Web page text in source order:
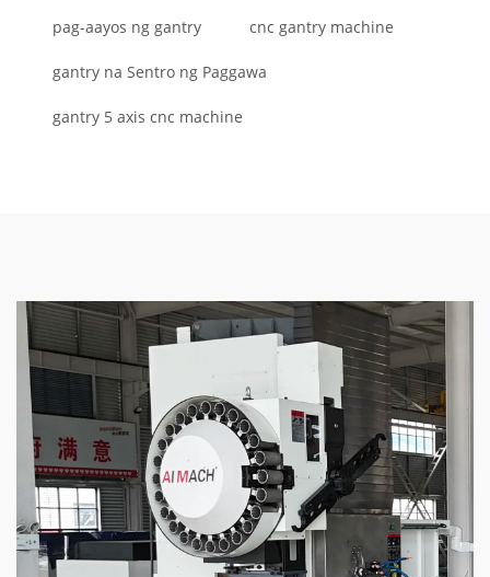
pag-aayos ng gantry cnc gantry machine
gantry na Sentro ng Paggawa
gantry 5 axis cnc machine